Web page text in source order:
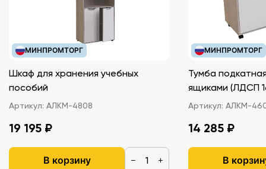
МИНПРОМТОРГ
Шкаф для хранения учебных
пособий
Артикул: АЛКМ-4808
19 195 ₽
В корзину − +
МИНПРОМТОРГ
Тумба
ящиками
Артикул: АЛКМ-
14 285 ₽
В